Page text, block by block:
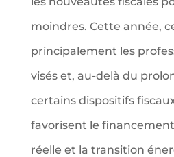
moindres. Cette année,
principalement les
visés et, au-delà du
certains dispositifs
favorisent le
réelle et la transition